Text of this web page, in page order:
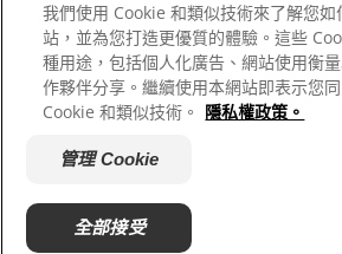
© 2025 Hill's Pet Nutrition, Inc.
版權所有。
本文所使用的商標僅指在美國註冊
冊狀態可能有所不同。您使用本網
我們使用 Cookie 和類似技術來了解您如
站，並為您打造更優質的體驗。這些
種用途，包括個人化廣告、網站使用衡
作夥伴分享。繼續使用本網站即表示您
Cookie 和類似技術。 隱私權政策。
管理 Cookie
全部接受